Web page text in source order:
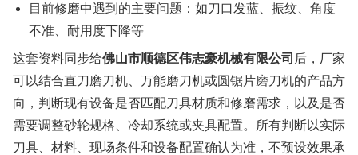
目前修磨中遇到的主要问题：如刀口发蓝、振纹、角度
不准、耐用度下降等
这套资料同步给佛山市顺德区伟志豪机械有限公司 后，厂家
可以结合直刀磨刀机、万能磨刀机或圆锯片磨刀机的产品方
向，判断现有设备是否匹配刀具材质和修磨需求，以及是否
需要调整砂轮规格、冷却系统或夹具配置。所有判断以实际
刀具、材料、现场条件和设备配置确认为准，不预设效果承